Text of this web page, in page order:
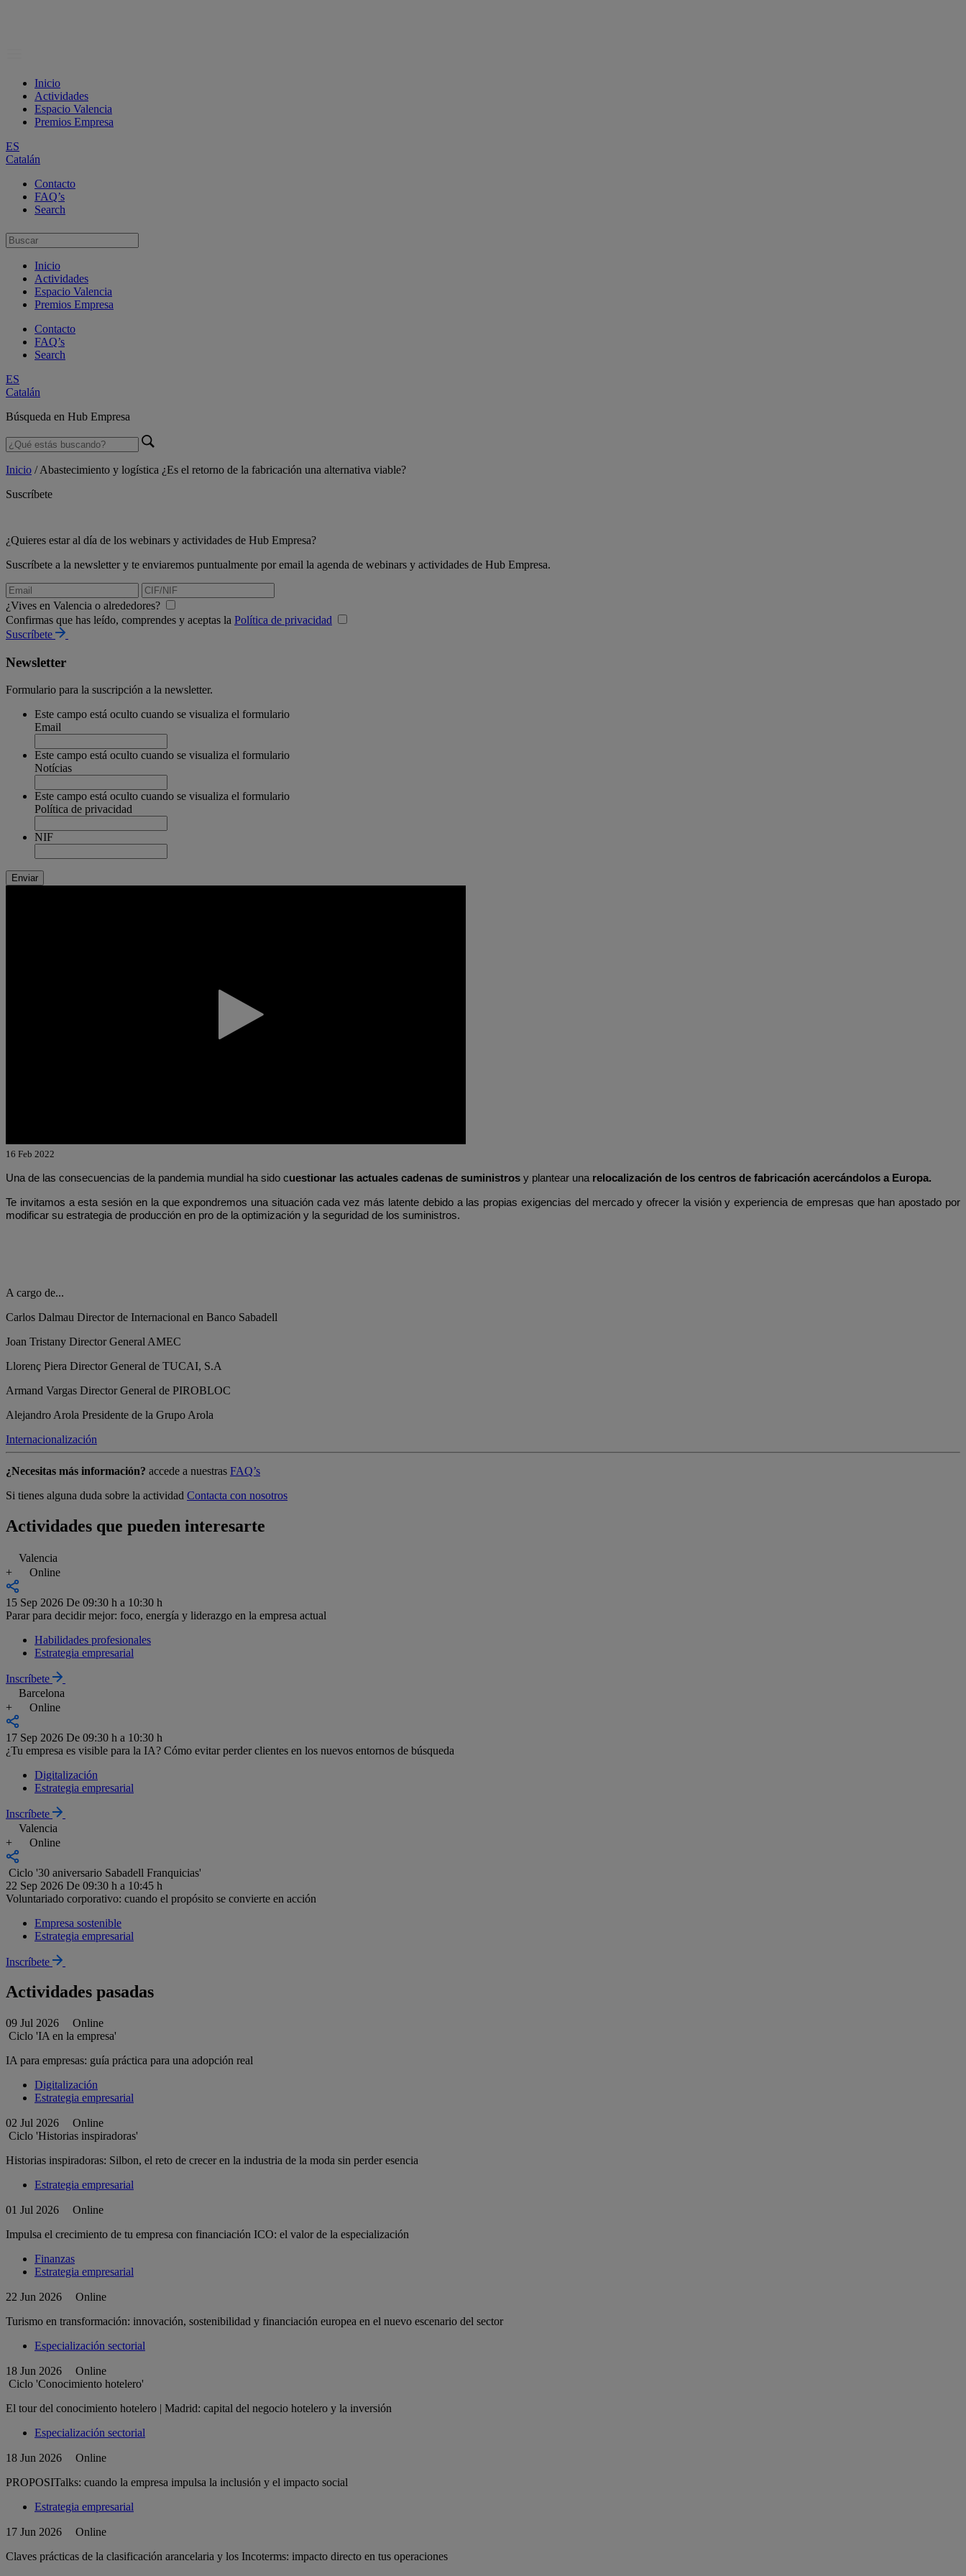
Inicio
Actividades
Espacio Valencia
Premios Empresa
ES
Catalán
Contacto
FAQ’s
Search
Inicio
Actividades
Espacio Valencia
Premios Empresa
Contacto
FAQ’s
Search
ES
Catalán
Búsqueda en Hub Empresa
Inicio /Abastecimiento y logística ¿Es el retorno de la fabricación una alternativa viable?
Suscríbete
¿Quieres estar al día de los webinars y actividades de Hub Empresa?
Suscríbete a la newsletter y te enviaremos puntualmente por email la agenda de webinars y actividades de Hub Empresa.
¿Vives en Valencia o alrededores?
Confirmas que has leído, comprendes y aceptas la Política de privacidad
Suscríbete
Newsletter
Formulario para la suscripción a la newsletter.
Este campo está oculto cuando se visualiza el formulario
Email
Este campo está oculto cuando se visualiza el formulario
Notícias
Este campo está oculto cuando se visualiza el formulario
Política de privacidad
NIF
16 Feb 2022
Una de las consecuencias de la pandemia mundial ha sido cuestionar las actuales cadenas de suministros y plantear una relocalización de los centros de fabricación acercándolos a Europa.
Te invitamos a esta sesión en la que expondremos una situación cada vez más latente debido a las propias exigencias del mercado y ofrecer la visión y experiencia de empresas que han apostado por
modificar su estrategia de producción en pro de la optimización y la seguridad de los suministros.
A cargo de...
Carlos Dalmau Director de Internacional en Banco Sabadell
Joan Tristany Director General AMEC
Llorenç Piera Director General de TUCAI, S.A
Armand Vargas Director General de PIROBLOC
Alejandro Arola Presidente de la Grupo Arola
Internacionalización
¿Necesitas más información? accede a nuestras FAQ’s
Si tienes alguna duda sobre la actividad Contacta con nosotros
Actividades que pueden interesarte
Valencia
+
Online
15 Sep 2026 De 09:30 h a 10:30 h
Parar para decidir mejor: foco, energía y liderazgo en la empresa actual
Habilidades profesionales
Estrategia empresarial
Inscríbete
Barcelona
+
Online
17 Sep 2026 De 09:30 h a 10:30 h
¿Tu empresa es visible para la IA? Cómo evitar perder clientes en los nuevos entornos de búsqueda
Digitalización
Estrategia empresarial
Inscríbete
Valencia
+
Online
Ciclo '30 aniversario Sabadell Franquicias'
22 Sep 2026 De 09:30 h a 10:45 h
Voluntariado corporativo: cuando el propósito se convierte en acción
Empresa sostenible
Estrategia empresarial
Inscríbete
Actividades pasadas
09 Jul 2026
Online
Ciclo 'IA en la empresa'
IA para empresas: guía práctica para una adopción real
Digitalización
Estrategia empresarial
02 Jul 2026
Online
Ciclo 'Historias inspiradoras'
Historias inspiradoras: Silbon, el reto de crecer en la industria de la moda sin perder esencia
Estrategia empresarial
01 Jul 2026
Online
Impulsa el crecimiento de tu empresa con financiación ICO: el valor de la especialización
Finanzas
Estrategia empresarial
22 Jun 2026
Online
Turismo en transformación: innovación, sostenibilidad y financiación europea en el nuevo escenario del sector
Especialización sectorial
18 Jun 2026
Online
Ciclo 'Conocimiento hotelero'
El tour del conocimiento hotelero | Madrid: capital del negocio hotelero y la inversión
Especialización sectorial
18 Jun 2026
Online
PROPOSITalks: cuando la empresa impulsa la inclusión y el impacto social
Estrategia empresarial
17 Jun 2026
Online
Claves prácticas de la clasificación arancelaria y los Incoterms: impacto directo en tus operaciones